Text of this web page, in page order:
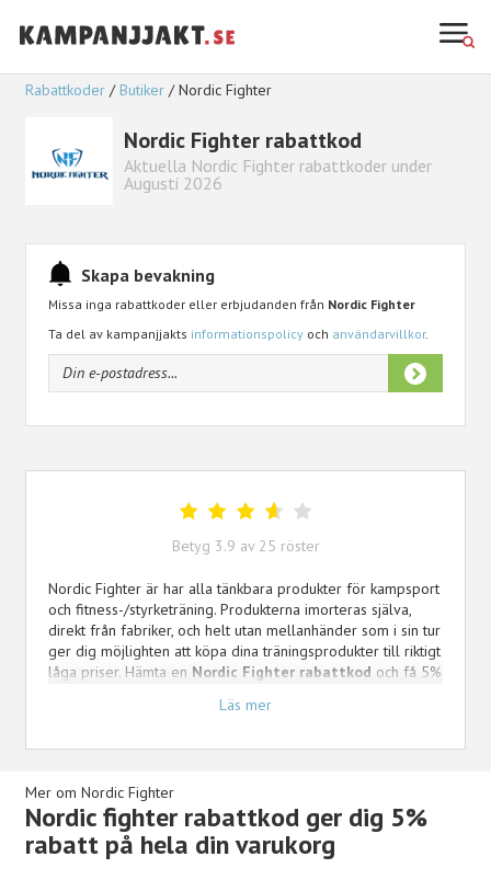
Rabattkoder Butiker Nordic Fighter
Nordic Fighter rabattkod
Aktuella Nordic Fighter rabattkoder under
Augusti 2026
Betyg 3.9 av 25 röster
Nordic Fighter är har alla tänkbara produkter för kampsport
och fitness-/styrketräning. Produkterna imorteras själva,
direkt från fabriker, och helt utan mellanhänder som i sin tur
ger dig möjlighten att köpa dina träningsprodukter till riktigt
låga priser. Hämta en Nordic Fighter rabattkod och få 5%
rabatter & erbjudanden till nordicfighter.com. Vi kommer
sådana finns tillgängliga. Med en kupongkod kan du få
lägre pris på ditt köp av kosttillskott. Har du tur får du
kombinera din kod med redan rabatterade priser. Håll utkik
för fler erbjudanden som hjälper dig att sänka ordervärdet
Läs mer
Skapa bevakning
Missa inga rabattkoder eller erbjudanden från Nordic Fighter
Ta del av kampanjjakts informationspolicy och användarvillkor.
Mer om Nordic Fighter
Nordic fighter rabattkod ger dig 5%
rabatt på hela din varukorg